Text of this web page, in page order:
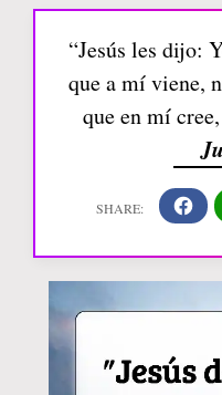
“Jesús les dijo:
que a mí viene,
que en mí